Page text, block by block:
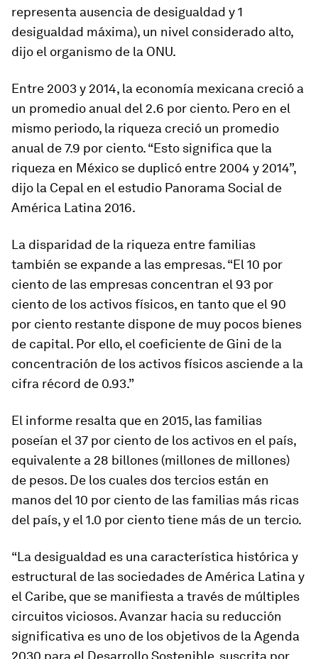
representa ausencia de desigualdad y 1
desigualdad máxima), un nivel considerado alto,
dijo el organismo de la ONU.
Entre 2003 y 2014, la economía mexicana creció a
un promedio anual del 2.6 por ciento. Pero en el
mismo periodo, la riqueza creció un promedio
anual de 7.9 por ciento. “Esto significa que la
riqueza en México se duplicó entre 2004 y 2014”,
dijo la Cepal en el estudio Panorama Social de
América Latina 2016.
La disparidad de la riqueza entre familias
también se expande a las empresas. “El 10 por
ciento de las empresas concentran el 93 por
ciento de los activos físicos, en tanto que el 90
por ciento restante dispone de muy pocos bienes
de capital. Por ello, el coeficiente de Gini de la
concentración de los activos físicos asciende a la
cifra récord de 0.93.”
El informe resalta que en 2015, las familias
poseían el 37 por ciento de los activos en el país,
equivalente a 28 billones (millones de millones)
de pesos. De los cuales dos tercios están en
manos del 10 por ciento de las familias más ricas
del país, y el 1.0 por ciento tiene más de un tercio.
“La desigualdad es una característica histórica y
estructural de las sociedades de América Latina y
el Caribe, que se manifiesta a través de múltiples
circuitos viciosos. Avanzar hacia su reducción
significativa es uno de los objetivos de la Agenda
2030 para el Desarrollo Sostenible, suscrita por